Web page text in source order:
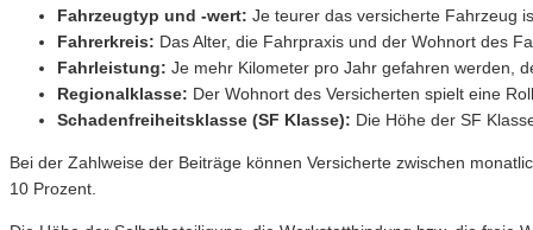
Fahrzeugtyp und -wert: Je teurer das versicherte Fahrzeug
Fahrerkreis: Das Alter, die Fahrpraxis und der Wohnort des
Fahrleistung: Je mehr Kilometer pro Jahr gefahren werden,
Regionalklasse: Der Wohnort des Versicherten spielt eine
Schadenfreiheitsklasse (SF Klasse): Die Höhe der SF
Bei der Zahlweise der Beiträge können Versicherte zwischen
10 Prozent.